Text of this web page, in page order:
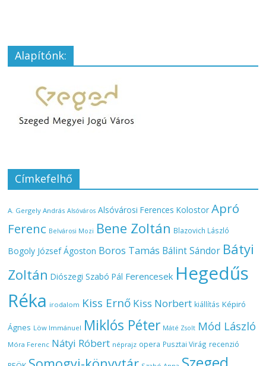
Alapítónk:
Címkefelhő
A. Gergely András Alsóváros Alsóvárosi Ferences Kolostor Apró
Ferenc Belvárosi Mozi Bene Zoltán Blazovich László
Bogoly József Ágoston Boros Tamás Bálint Sándor Bátyi
Zoltán Diószegi Szabó Pál Ferencesek Hegedűs
Réka irodalom Kiss Ernő Kiss Norbert kiállítás Képiró
Ágnes Löw Immánuel Miklós Péter Máté Zsolt Mód László
Móra Ferenc Nátyi Róbert néprajz opera Pusztai Virág recenzió